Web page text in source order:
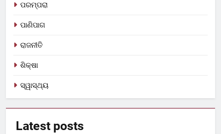
ପରମ୍ପରା
ପାଣିପାଗ
ରାଜନୀତି
ଶିକ୍ଷା
ସ୍ୱାସ୍ଥ୍ୟ
Latest posts